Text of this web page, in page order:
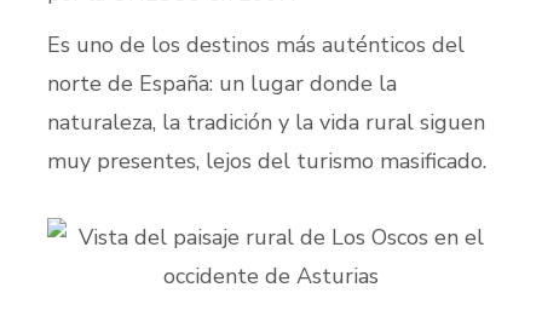
Es uno de los destinos más auténticos del
norte de España: un lugar donde la
naturaleza, la tradición y la vida rural siguen
muy presentes, lejos del turismo masificado.